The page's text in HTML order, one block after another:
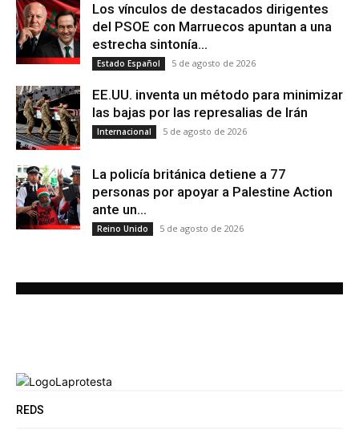
Los vínculos de destacados dirigentes
del PSOE con Marruecos apuntan a una
estrecha sintonía...
Estado Español 5 de agosto de 2026
EE.UU. inventa un método para minimizar
las bajas por las represalias de Irán
Internacional 5 de agosto de 2026
La policía británica detiene a 77
personas por apoyar a Palestine Action
ante un...
Reino Unido 5 de agosto de 2026
REDS